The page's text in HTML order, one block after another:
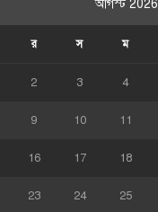
আগস্ট 2026
র স ম
2 3 4
9 10 11
16 17 18
23 24 25